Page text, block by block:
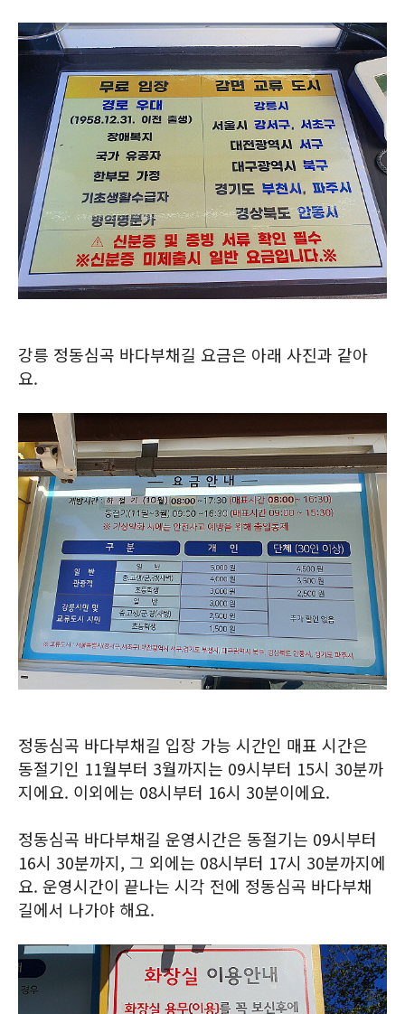
강릉 정동심곡 바다부채길 요금은 아래 사진과 같아
요.
정동심곡 바다부채길 입장 가능 시간인 매표 시간은
동절기인 11월부터 3월까지는 09시부터 15시 30분까
지에요. 이외에는 08시부터 16시 30분이에요.
정동심곡 바다부채길 운영시간은 동절기는 09시부터
16시 30분까지, 그 외에는 08시부터 17시 30분까지에
요. 운영시간이 끝나는 시각 전에 정동심곡 바다부채
길에서 나가야 해요.